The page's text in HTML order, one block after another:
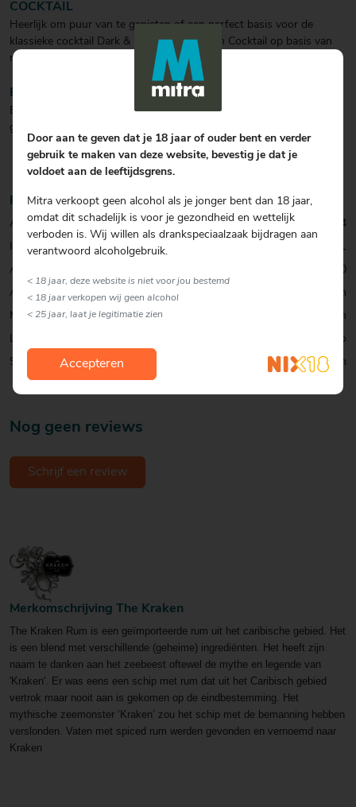
COCKTAIL
Heerlijk om puur van te genieten of een perfect basis voor de
klassieke cocktail Dark & Stormy Style Rum Cocktail op basis van
rum en Ginger Beer.
BIJZONDERHEDEN
Bevat 13 geheime en zeer exotische specerijen, waaronder kaneel,
gember en kruidnagel.
Nog geen reviews
Schrijf een review
Productinformatie
Artikelcode:
0392987444
Inhoud:
70 CL
Alcohol percentage:
40,0
Allergenen:
geen
Merk:
The Kraken
Land:
Trinidad en Tobago
Soort:
Rum
Merkomschrijving The Kraken
The Kraken Rum is een geïmporteerde rum uit het caribische gebied. Het
is een blend met verschillende (geheime) ingrediënten. Het heeft zijn
naam te danken aan het zeebeest oftewel de mythe en legende van
'Kraken'. Er was eens een schip met rum dat uit het Caribisch gebied
vertrok maar nooit aan is gekomen op de eindbestemming. Het
mythische zeemonster ’Kraken’ zou het schip met de bemanning hebben
verslonden. Vaten met spiced rum werden gevonden en vernoemd naar
Kraken
Door aan te geven dat je 18 jaar of ouder bent en verder
gebruik te maken van deze website, bevestig je dat je
voldoet aan de leeftijdsgrens.
Mitra verkoopt geen alcohol als je jonger bent dan 18 jaar,
omdat dit schadelijk is voor je gezondheid en wettelijk
verboden is. Wij willen als drankspeciaalzaak bijdragen aan
verantwoord alcoholgebruik.
< 18 jaar, deze website is niet voor jou bestemd
< 18 jaar verkopen wij geen alcohol
< 25 jaar, laat je legitimatie zien
Accepteren